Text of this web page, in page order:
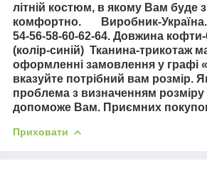
літній костюм, в якому Вам буде
комфортно. Виробник-Україна.
54-56-58-60-62-64. Довжина
(колір-синій) Тканина-трикотаж
оформленні замовлення у графі
вказуйте потрібний вам розмір.
проблема з визначенням
допоможе Вам. Приємних
Приховати